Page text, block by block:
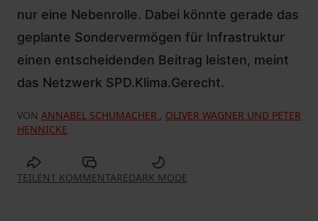
nur eine Nebenrolle. Dabei könnte gerade das
geplante Sondervermögen für Infrastruktur
einen entscheidenden Beitrag leisten, meint
das Netzwerk SPD.Klima.Gerecht.
VON ANNABEL SCHUMACHER , OLIVER WAGNER UND PETER
HENNICKE
TEILEN 1 KOMMENTAREDARK MODE